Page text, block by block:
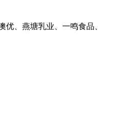
、燕塘乳业、一鸣食品、